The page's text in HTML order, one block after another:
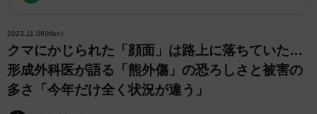
2023.11.06(Mon)
クマにかじられた「顔面」は路上に落ちていた…
形成外科医が語る「熊外傷」の恐ろしさと被害の
多さ「今年だけ全く状況が違う」